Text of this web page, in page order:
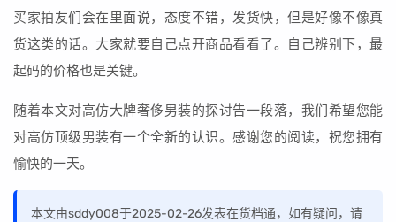
买家拍友们会在里面说，态度不错，发货快，但是好像不像真
货这类的话。大家就要自己点开商品看看了。自己辨别下，最
起码的价格也是关键。
随着本文对高仿大牌奢侈男装的探讨告一段落，我们希望您能
对高仿顶级男装有一个全新的认识。感谢您的阅读，祝您拥有
愉快的一天。
本文由sddy008于2025-02-26发表在货档通，如有疑问，请